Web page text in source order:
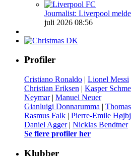
Journalist: Liverpool
juli 2026 08:56
Profiler
Cristiano Ronaldo | Lionel Messi
Christian Eriksen | Kasper
Neymar| Manuel Neuer
Gianluigi Donnarumma |
Rasmus Falk | Pierre-Emile
Daniel Agger| Nicklas Bendtner
Se flere profiler her
Klubber